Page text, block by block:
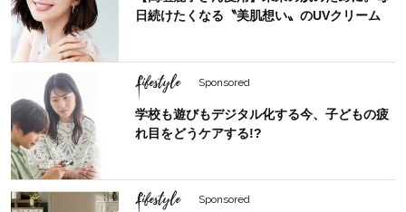
日続けたくなる〝美肌想い〟のUVクリーム
Lifestyle Sponsored
学校も遊びもデジタル化する今、子どもの疲
れ目をどうケアする!?
Lifestyle Sponsored